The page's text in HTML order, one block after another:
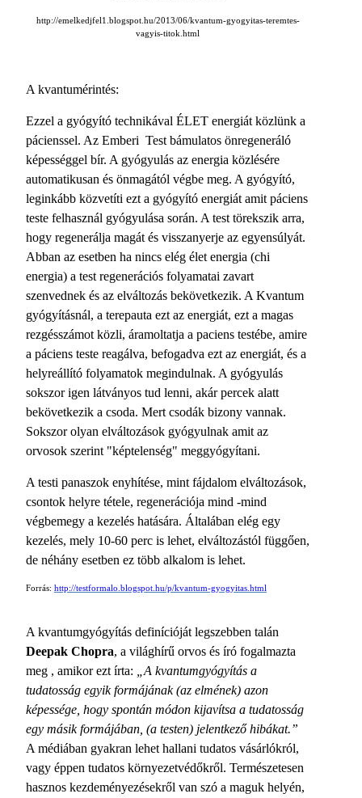
http://emelkedjfel1.blogspot.hu/2013/06/kvantum-gyogyitas-teremtes-
vagyis-titok.html
A kvantumérintés:
Ezzel a gyógyító technikával ÉLET energiát közlünk a
pácienssel. Az Emberi Test bámulatos önregeneráló
képességgel bír. A gyógyulás az energia közlésére
automatikusan és önmagától végbe meg. A gyógyító,
leginkább közvetíti ezt a gyógyító energiát amit páciens
teste felhasznál gyógyulása során. A test törekszik arra,
hogy regenerálja magát és visszanyerje az egyensúlyát.
Abban az esetben ha nincs elég élet energia (chi
energia) a test regenerációs folyamatai zavart
szenvednek és az elváltozás bekövetkezik. A Kvantum
gyógyításnál, a terepauta ezt az energiát, ezt a magas
rezgésszámot közli, áramoltatja a paciens testébe, amire
a páciens teste reagálva, befogadva ezt az energiát, és a
helyreállító folyamatok megindulnak. A gyógyulás
sokszor igen látványos tud lenni, akár percek alatt
bekövetkezik a csoda. Mert csodák bizony vannak.
Sokszor olyan elváltozások gyógyulnak amit az
orvosok szerint "képtelenség" meggyógyítani.
A testi panaszok enyhítése, mint fájdalom elváltozások,
csontok helyre tétele, regenerációja mind -mind
végbemegy a kezelés hatására. Általában elég egy
kezelés, mely 10-60 perc is lehet, elváltozástól függően,
de néhány esetben ez több alkalom is lehet.
Forrás: http://testformalo.blogspot.hu/p/kvantum-gyogyitas.html
A kvantumgyógyítás definícióját legszebben talán
Deepak Chopra, a világhírű orvos és író fogalmazta
meg , amikor ezt írta:
„A kvantumgyógyítás a
tudatosság egyik formájának (az elmének) azon
képessége, hogy spontán módon kijavítsa a tudatosság
egy másik formájában, (a testen) jelentkező hibákat.”
A médiában gyakran lehet hallani tudatos vásárlókról,
vagy éppen tudatos környezetvédőkről. Természetesen
hasznos kezdeményezésekről van szó a maguk helyén,